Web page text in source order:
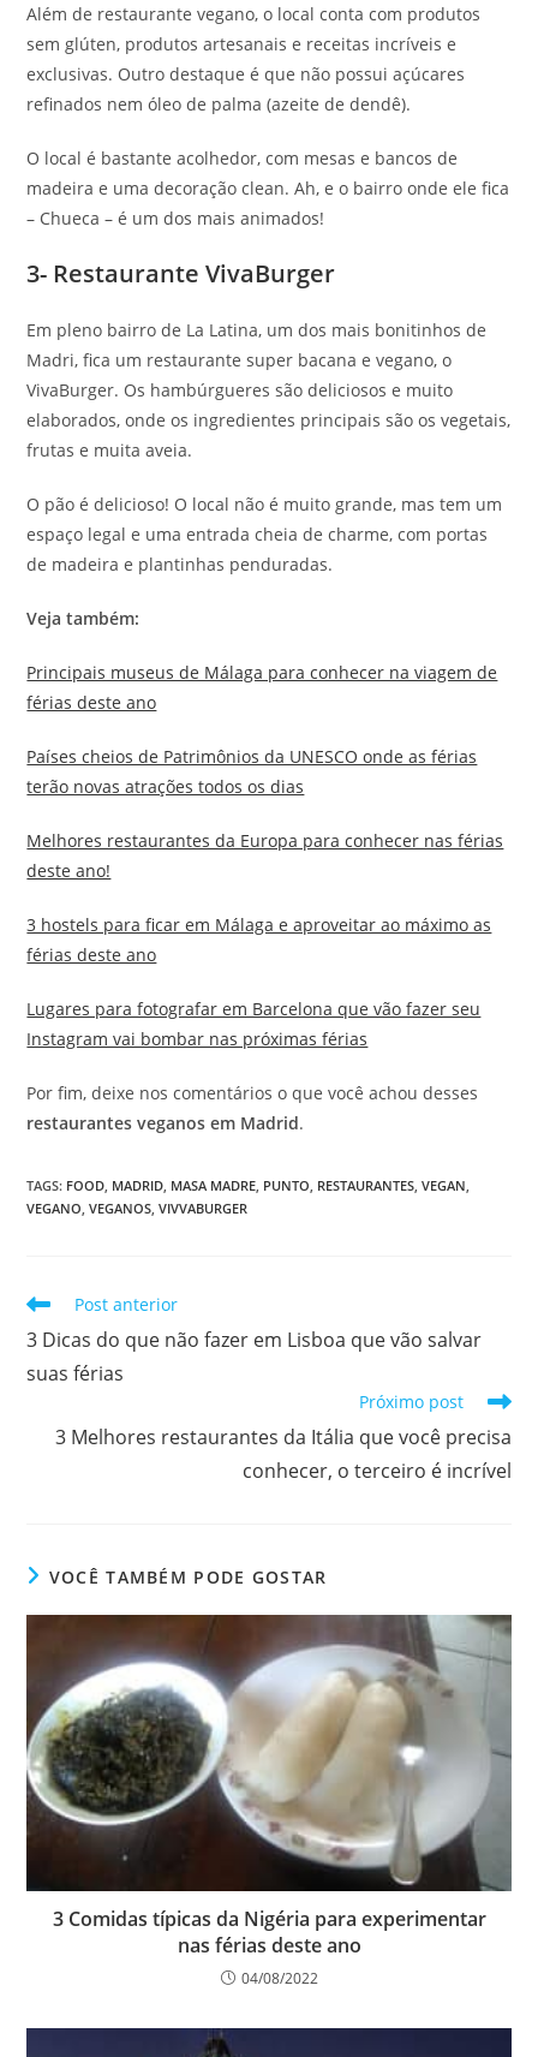
Além de restaurante vegano, o local conta com produtos
sem glúten, produtos artesanais e receitas incríveis e
exclusivas. Outro destaque é que não possui açúcares
refinados nem óleo de palma (azeite de dendê).
O local é bastante acolhedor, com mesas e bancos de
madeira e uma decoração clean. Ah, e o bairro onde ele fica
– Chueca – é um dos mais animados!
3- Restaurante VivaBurger
Em pleno bairro de La Latina, um dos mais bonitinhos de
Madri, fica um restaurante super bacana e vegano, o
VivaBurger. Os hambúrgueres são deliciosos e muito
elaborados, onde os ingredientes principais são os vegetais,
frutas e muita aveia.
O pão é delicioso! O local não é muito grande, mas tem um
espaço legal e uma entrada cheia de charme, com portas
de madeira e plantinhas penduradas.
Veja também:
Principais museus de Málaga para conhecer na viagem de
férias deste ano
Países cheios de Patrimônios da UNESCO onde as férias
terão novas atrações todos os dias
Melhores restaurantes da Europa para conhecer nas férias
deste ano!
3 hostels para ficar em Málaga e aproveitar ao máximo as
férias deste ano
Lugares para fotografar em Barcelona que vão fazer seu
Instagram vai bombar nas próximas férias
Por fim, deixe nos comentários o que você achou desses
restaurantes veganos em Madrid.
TAGS: FOOD, MADRID, MASA MADRE, PUNTO, RESTAURANTES, VEGAN,
VEGANO, VEGANOS, VIVVABURGER
Leia
artigos
Post anterior
3 Dicas do que não fazer em Lisboa que vão salvar
suas férias
Próximo post
3 Melhores restaurantes da Itália que você precisa
conhecer, o terceiro é incrível
VOCÊ TAMBÉM PODE GOSTAR
3 Comidas típicas da Nigéria para experimentar
nas férias deste ano
04/08/2022